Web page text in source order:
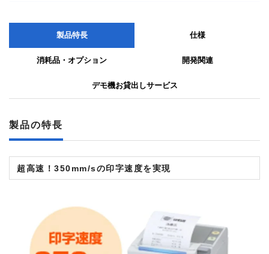
製品特長 仕様
消耗品・オプション 開発関連
デモ機お貸出しサービス
製品の特長
超高速！350mm/sの印字速度を実現